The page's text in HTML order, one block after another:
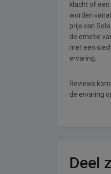
klacht of
worden
prijs van
de emotie
met een
ervaring.
Reviews
de ervaring
Deel